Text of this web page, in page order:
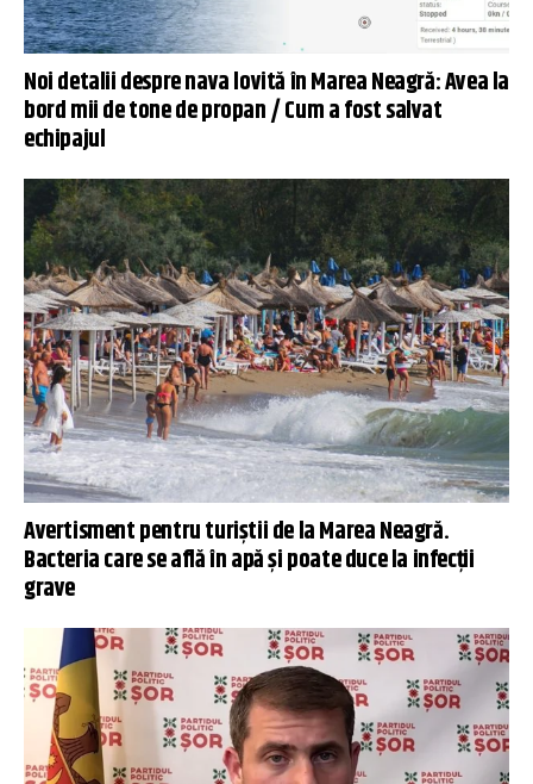
Noi detalii despre nava lovită în Marea Neagră: Avea la
bord mii de tone de propan / Cum a fost salvat
echipajul
Avertisment pentru turiștii de la Marea Neagră.
Bacteria care se află în apă și poate duce la infecții
grave